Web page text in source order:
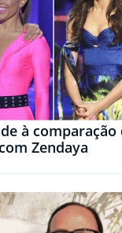
à
Zendaya